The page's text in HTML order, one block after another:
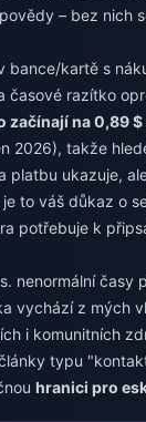
– bez nich
bance/kartě s
časové razítko
začínají na 0,89
2026), takže
platbu ukazuje,
to váš důkaz o
potřebuje k
nenormální časy
vychází z mých
i komunitních
typu
hranici pro